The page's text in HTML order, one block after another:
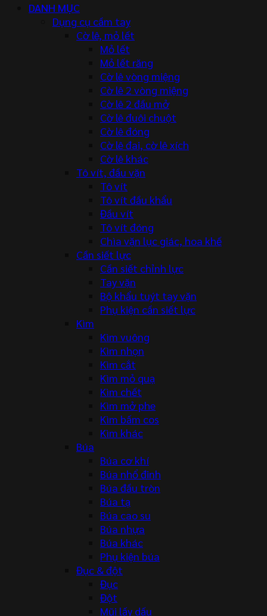
DANH MỤC
Dụng cụ cầm tay
Cờ lê, mỏ lết
Mỏ lết
Mỏ lết răng
Cờ lê vòng miệng
Cờ lê 2 vòng miệng
Cờ lê 2 đầu mở
Cờ lê đuôi chuột
Cờ lê đóng
Cờ lê đai, cờ lê xích
Cờ lê khác
Tô vít, đầu vặn
Tô vít
Tô vít đầu khẩu
Đầu vít
Tô vít đóng
Chìa vặn lục giác, hoa khế
Cần siết lực
Cần siết chỉnh lực
Tay vặn
Bộ khẩu tuýt tay vặn
Phụ kiện cần siết lực
Kìm
Kìm vuông
Kìm nhọn
Kìm cắt
Kìm mỏ quạ
Kìm chết
Kìm mở phe
Kìm bấm cos
Kìm khác
Búa
Búa cơ khí
Búa nhổ đinh
Búa đầu tròn
Búa tạ
Búa cao su
Búa nhựa
Búa khác
Phụ kiện búa
Đục & đột
Đục
Đột
Mũi lấy dấu